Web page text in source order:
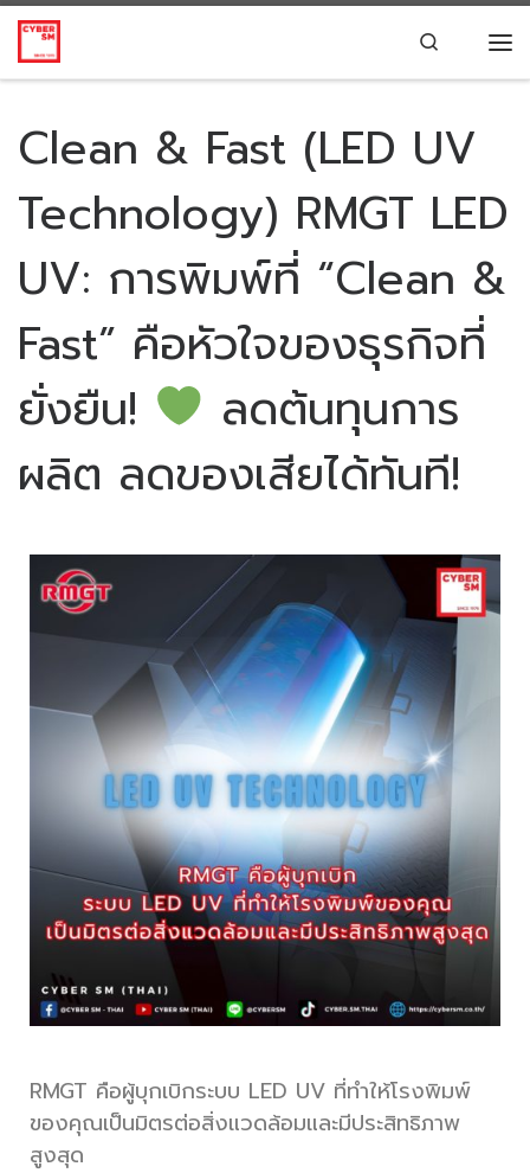
Skip to content Search
Clean & Fast (LED UV
Technology) RMGT LED
UV: การพิมพ์ที่ “Clean &
Fast” คือหัวใจของธุรกิจที่
ยั่งยืน!
ลดต้นทุนการ
ผลิต ลดของเสียได้ทันที!
RMGT คือผู้บุกเบิกระบบ LED UV ที่ทำให้โรงพิมพ์
ของคุณเป็นมิตรต่อสิ่งแวดล้อมและมีประสิทธิภาพ
สูงสุด